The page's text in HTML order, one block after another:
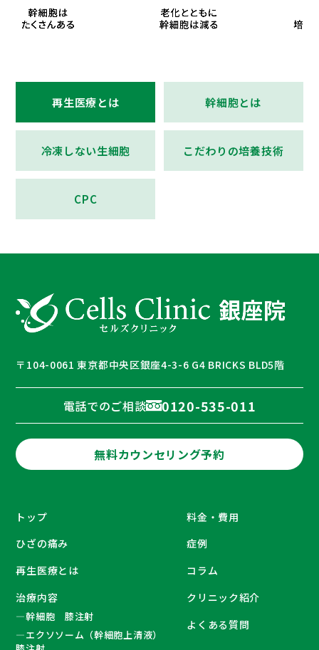
再生医療とは 幹細胞とは
冷凍しない生細胞 こだわりの培養技術
CPC
〒104-0061 東京都中央区銀座4-3-6 G4 BRICKS BLD5階
電話でのご相談 0120-535-011
無料カウンセリング予約
トップ
ひざの痛み
再生医療とは
治療内容
―幹細胞 膝注射
―エクソソーム（幹細胞上清液）
料金・費用
症例
コラム
クリニック紹介
よくある質問